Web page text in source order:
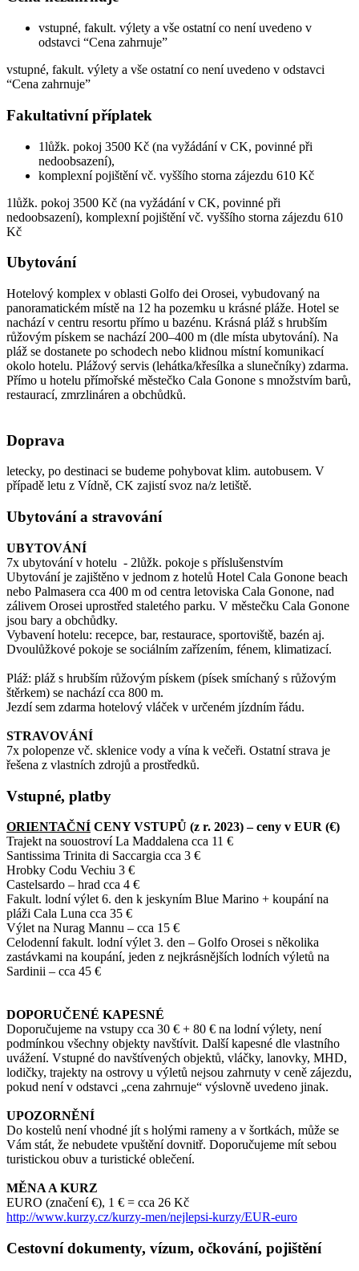
vstupné, fakult. výlety a vše ostatní co není uvedeno v
odstavci “Cena zahrnuje”
vstupné, fakult. výlety a vše ostatní co není uvedeno v odstavci
“Cena zahrnuje”
Fakultativní příplatek
1lůžk. pokoj 3500 Kč (na vyžádání v CK, povinné při
nedoobsazení),
komplexní pojištění vč. vyššího storna zájezdu 610 Kč
1lůžk. pokoj 3500 Kč (na vyžádání v CK, povinné při
nedoobsazení), komplexní pojištění vč. vyššího storna zájezdu 610
Kč
Ubytování
Hotelový komplex v oblasti Golfo dei Orosei, vybudovaný na
panoramatickém místě na 12 ha pozemku u krásné pláže. Hotel se
nachází v centru resortu přímo u bazénu. Krásná pláž s hrubším
růžovým pískem se nachází 200–400 m (dle místa ubytování). Na
pláž se dostanete po schodech nebo klidnou místní komunikací
okolo hotelu. Plážový servis (lehátka/křesílka a slunečníky) zdarma.
Přímo u hotelu přímořské městečko Cala Gonone s množstvím barů,
restaurací, zmrzlináren a obchůdků.
Doprava
letecky, po destinaci se budeme pohybovat klim. autobusem. V
případě letu z Vídně, CK zajistí svoz na/z letiště.
Ubytování a stravování
UBYTOVÁNÍ
7x ubytování v hotelu - 2lůžk. pokoje s příslušenstvím
Ubytování je zajištěno v jednom z hotelů Hotel Cala Gonone beach
nebo Palmasera cca 400 m od centra letoviska Cala Gonone, nad
zálivem Orosei uprostřed staletého parku. V městečku Cala Gonone
jsou bary a obchůdky.
Vybavení hotelu: recepce, bar, restaurace, sportoviště, bazén aj.
Dvoulůžkové pokoje se sociálním zařízením, fénem, klimatizací.
Pláž: pláž s hrubším růžovým pískem (písek smíchaný s růžovým
štěrkem) se nachází cca 800 m.
Jezdí sem zdarma hotelový vláček v určeném jízdním řádu.
STRAVOVÁNÍ
7x polopenze vč. sklenice vody a vína k večeři. Ostatní strava je
řešena z vlastních zdrojů a prostředků.
Vstupné, platby
ORIENTAČNÍ CENY VSTUPŮ (z r. 2023) – ceny v EUR (€)
Trajekt na souostroví La Maddalena cca 11 €
Santissima Trinita di Saccargia cca 3 €
Hrobky Codu Vechiu 3 €
Castelsardo – hrad cca 4 €
Fakult. lodní výlet 6. den k jeskyním Blue Marino + koupání na
pláži Cala Luna cca 35 €
Výlet na Nurag Mannu – cca 15 €
Celodenní fakult. lodní výlet 3. den – Golfo Orosei s několika
zastávkami na koupání, jeden z nejkrásnějších lodních výletů na
Sardinii – cca 45 €
DOPORUČENÉ KAPESNÉ
Doporučujeme na vstupy cca 30 € + 80 € na lodní výlety, není
podmínkou všechny objekty navštívit. Další kapesné dle vlastního
uvážení. Vstupné do navštívených objektů, vláčky, lanovky, MHD,
lodičky, trajekty na ostrovy u výletů nejsou zahrnuty v ceně zájezdu,
pokud není v odstavci „cena zahrnuje“ výslovně uvedeno jinak.
UPOZORNĚNÍ
Do kostelů není vhodné jít s holými rameny a v šortkách, může se
Vám stát, že nebudete vpuštění dovnitř. Doporučujeme mít sebou
turistickou obuv a turistické oblečení.
MĚNA A KURZ
EURO (značení €), 1 € = cca 26 Kč
http://www.kurzy.cz/kurzy-men/nejlepsi-kurzy/EUR-euro
Cestovní dokumenty, vízum, očkování, pojištění